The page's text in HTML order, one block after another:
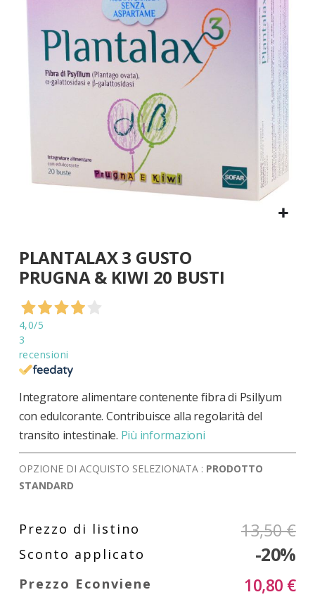
immagini
all'inizio
della
galleria
immagini
PLANTALAX 3 GUSTO
PRUGNA & KIWI 20 BUSTI
4,0/5
3
recensioni
Integratore alimentare contenente fibra di Psillyum
con edulcorante. Contribuisce alla regolarità del
transito intestinale. Più informazioni
OPZIONE DI ACQUISTO SELEZIONATA : PRODOTTO
STANDARD
13,50 €
-20%
10,80 €